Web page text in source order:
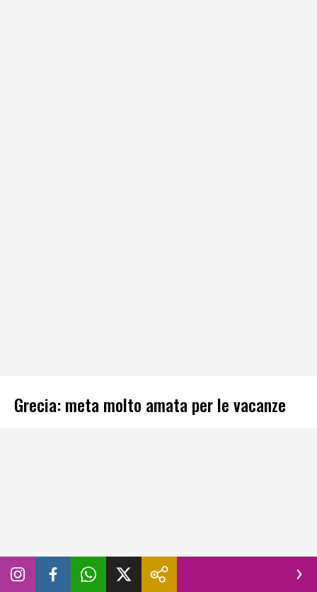
Grecia: meta molto amata per le vacanze